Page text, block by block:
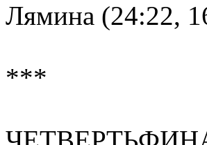
Лямина (24:22,
***